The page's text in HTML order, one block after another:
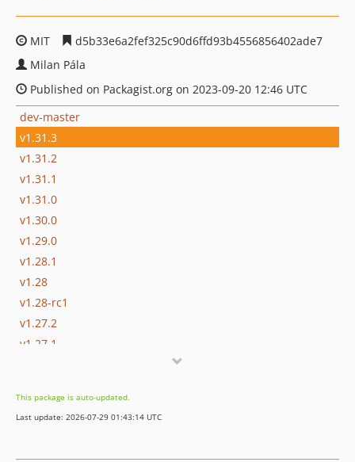
MIT
d5b33e6a2fef325c90d6ffd93b4556856402ade7
Milan Pála
Published on Packagist.org on 2023-09-20 12:46 UTC
dev-master
v1.31.3
v1.31.2
v1.31.1
v1.31.0
v1.30.0
v1.29.0
v1.28.1
v1.28
v1.28-rc1
v1.27.2
v1.27.1
v1.26.0-rc1
v1.25.0
This package is auto-updated.
Last update: 2026-07-29 01:43:14 UTC